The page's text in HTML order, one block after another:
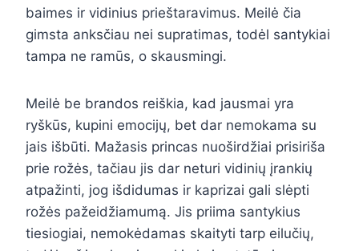
baimes ir vidinius prieštaravimus. Meilė čia
gimsta anksčiau nei supratimas, todėl santykiai
tampa ne ramūs, o skausmingi.
Meilė be brandos reiškia, kad jausmai yra
ryškūs, kupini emocijų, bet dar nemokama su
jais išbūti. Mažasis princas nuoširdžiai prisiriša
prie rožės, tačiau jis dar neturi vidinių įrankių
atpažinti, jog išdidumas ir kaprizai gali slėpti
rožės pažeidžiamumą. Jis priima santykius
tiesiogiai, nemokėdamas skaityti tarp eilučių,